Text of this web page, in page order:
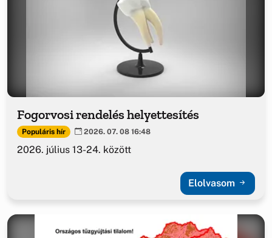
Fogorvosi rendelés helyettesítés
Populáris hír 2026. 07. 08 16:48
2026. július 13-24. között
Elolvasom